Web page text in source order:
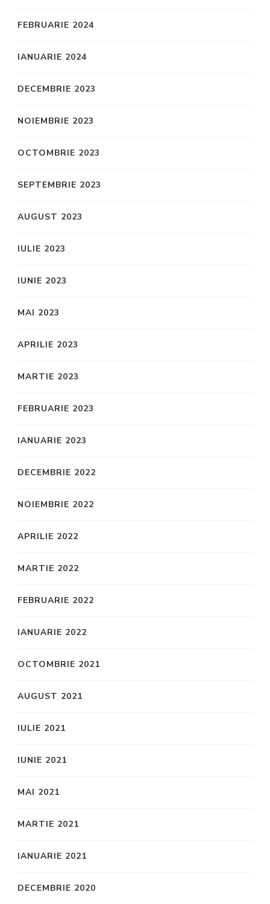
FEBRUARIE 2024
IANUARIE 2024
DECEMBRIE 2023
NOIEMBRIE 2023
OCTOMBRIE 2023
SEPTEMBRIE 2023
AUGUST 2023
IULIE 2023
IUNIE 2023
MAI 2023
APRILIE 2023
MARTIE 2023
FEBRUARIE 2023
IANUARIE 2023
DECEMBRIE 2022
NOIEMBRIE 2022
APRILIE 2022
MARTIE 2022
FEBRUARIE 2022
IANUARIE 2022
OCTOMBRIE 2021
AUGUST 2021
IULIE 2021
IUNIE 2021
MAI 2021
MARTIE 2021
IANUARIE 2021
DECEMBRIE 2020